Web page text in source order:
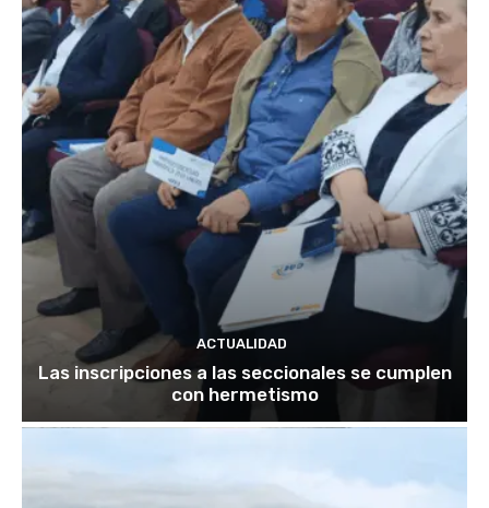
ACTUALIDAD
Las inscripciones a las seccionales se cumplen
con hermetismo